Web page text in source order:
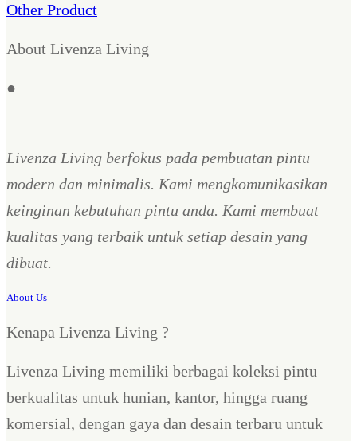
Other Product
About Livenza Living
●
Livenza Living berfokus pada pembuatan pintu
modern dan minimalis. Kami mengkomunikasikan
keinginan kebutuhan pintu anda. Kami membuat
kualitas yang terbaik untuk setiap desain yang
dibuat.
About Us
Kenapa Livenza Living ?
Livenza Living memiliki berbagai koleksi pintu
berkualitas untuk hunian, kantor, hingga ruang
komersial, dengan gaya dan desain terbaru untuk